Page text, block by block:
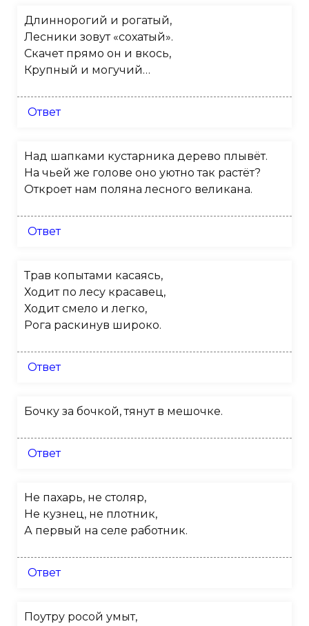
Длиннорогий и рогатый,
Лесники зовут «сохатый».
Скачет прямо он и вкось,
Крупный и могучий…
Ответ
Над шапками кустарника дерево плывёт.
На чьей же голове оно уютно так растёт?
Откроет нам поляна лесного великана.
Ответ
Трав копытами касаясь,
Ходит по лесу красавец,
Ходит смело и легко,
Рога раскинув широко.
Ответ
Бочку за бочкой, тянут в мешочке.
Ответ
Не пахарь, не столяр,
Не кузнец, не плотник,
А первый на селе работник.
Ответ
Поутру росой умыт,